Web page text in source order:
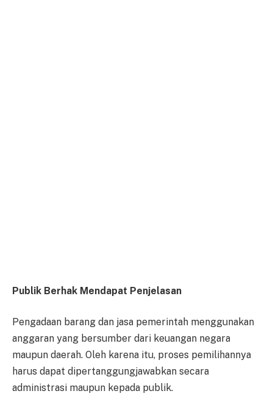
Publik Berhak Mendapat Penjelasan
Pengadaan barang dan jasa pemerintah menggunakan
anggaran yang bersumber dari keuangan negara
maupun daerah. Oleh karena itu, proses pemilihannya
harus dapat dipertanggungjawabkan secara
administrasi maupun kepada publik.